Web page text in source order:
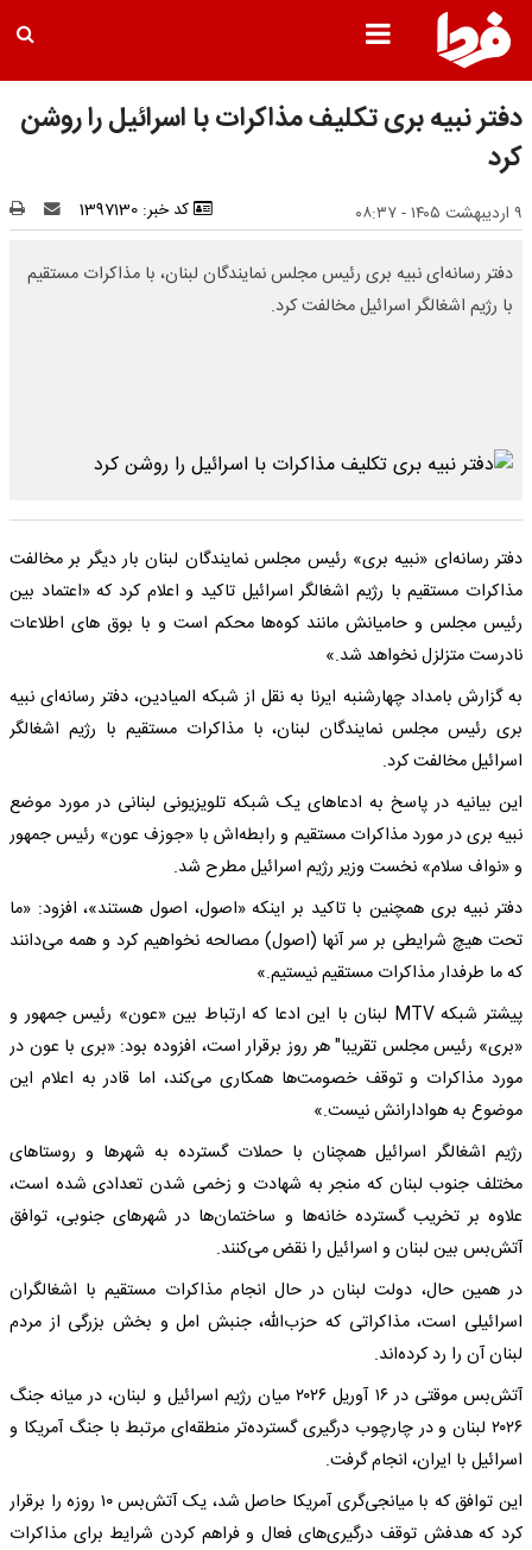
دفتر نبیه بری تکلیف مذاکرات با اسرائیل را روشن
کرد
۹ اردیبهشت ۱۴۰۵ - ۰۸:۳۷ کد خبر: 1397130
دفتر رسانه‌ای نبیه بری رئیس مجلس نمایندگان لبنان، با مذاکرات مستقیم
با رژیم اشغالگر اسرائیل مخالفت کرد.
دفتر رسانه‌ای «نبیه بری» رئیس مجلس نمایندگان لبنان بار دیگر بر مخالفت
مذاکرات مستقیم با رژیم اشغالگر اسرائیل تاکید و اعلام کرد که «اعتماد بین
رئیس مجلس و حامیانش مانند کوه‌ها محکم است و با بوق های اطلاعات
نادرست متزلزل نخواهد شد.»
به گزارش بامداد چهارشنبه ایرنا به نقل از شبکه المیادین، دفتر رسانه‌ای نبیه
بری رئیس مجلس نمایندگان لبنان، با مذاکرات مستقیم با رژیم اشغالگر
اسرائیل مخالفت کرد.
این بیانیه در پاسخ به ادعاهای یک شبکه تلویزیونی لبنانی در مورد موضع
نبیه بری در مورد مذاکرات مستقیم و رابطه‌اش با «جوزف عون» رئیس جمهور
و «نواف سلام» نخست وزیر رژیم اسرائیل مطرح شد.
دفتر نبیه بری همچنین با تاکید بر اینکه «اصول، اصول هستند»، افزود: «ما
تحت هیچ شرایطی بر سر آنها (اصول) مصالحه نخواهیم کرد و همه می‌دانند
که ما طرفدار مذاکرات مستقیم نیستیم.»
پیشتر شبکه MTV لبنان با این ادعا که ارتباط بین «عون» رئیس جمهور و
«بری» رئیس مجلس تقریبا" هر روز برقرار است، افزوده بود: «بری با عون در
مورد مذاکرات و توقف خصومت‌ها همکاری می‌کند، اما قادر به اعلام این
موضوع به هوادارانش نیست.»
رژیم اشغالگر اسرائیل همچنان با حملات گسترده به شهرها و روستاهای
مختلف جنوب لبنان که منجر به شهادت و زخمی شدن تعدادی شده است،
علاوه بر تخریب گسترده خانه‌ها و ساختمان‌ها در شهرهای جنوبی، توافق
آتش‌بس بین لبنان و اسرائیل را نقض می‌کنند.
در همین حال، دولت لبنان در حال انجام مذاکرات مستقیم با اشغالگران
اسرائیلی است، مذاکراتی که حزب‌الله، جنبش امل و بخش بزرگی از مردم
لبنان آن را رد کرده‌اند.
آتش‌بس موقتی در ۱۶ آوریل ۲۰۲۶ میان رژیم اسرائیل و لبنان، در میانه جنگ
۲۰۲۶ لبنان و در چارچوب درگیری گسترده‌تر منطقه‌ای مرتبط با جنگ آمریکا و
اسرائیل با ایران، انجام گرفت.
این توافق که با میانجی‌گری آمریکا حاصل شد، یک آتش‌بس ۱۰ روزه را برقرار
کرد که هدفش توقف درگیری‌های فعال و فراهم کردن شرایط برای مذاکرات